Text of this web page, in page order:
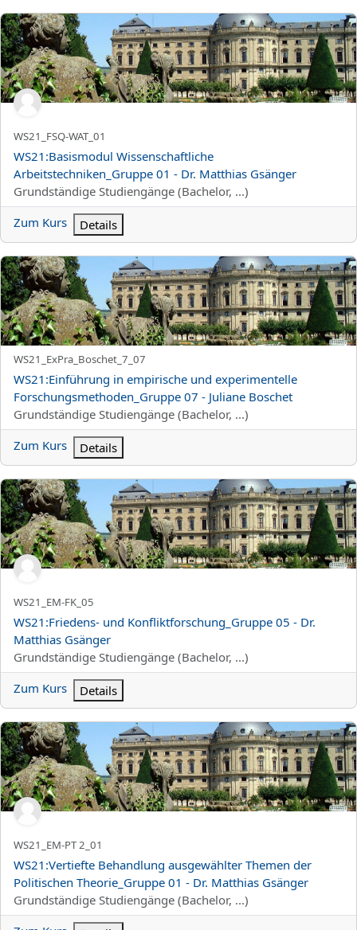
WS21:Basismodul Wissenschaftliche Arbeitstechniken_Gruppe
Kurzer Kursname
WS21_FSQ-WAT_01
Kursname
WS21:Basismodul Wissenschaftliche
Arbeitstechniken_Gruppe 01 - Dr. Matthias Gsänger
Kursbereich
Grundständige Studiengänge (Bachelor, ...)
Zum Kurs
Details
WS21:Einführung in empirische und experimentelle
Kurzer Kursname
WS21_ExPra_Boschet_7_07
Kursname
WS21:Einführung in empirische und experimentelle
Forschungsmethoden_Gruppe 07 - Juliane Boschet
Kursbereich
Grundständige Studiengänge (Bachelor, ...)
Zum Kurs
Details
WS21:Friedens- und Konfliktforschung_Gruppe 05 - Dr. Matthias
Kurzer Kursname
WS21_EM-FK_05
Kursname
WS21:Friedens- und Konfliktforschung_Gruppe 05 - Dr.
Matthias Gsänger
Kursbereich
Grundständige Studiengänge (Bachelor, ...)
Zum Kurs
Details
WS21:Vertiefte Behandlung ausgewählter Themen der
Kurzer Kursname
WS21_EM-PT 2_01
Kursname
WS21:Vertiefte Behandlung ausgewählter Themen der
Politischen Theorie_Gruppe 01 - Dr. Matthias Gsänger
Kursbereich
Grundständige Studiengänge (Bachelor, ...)